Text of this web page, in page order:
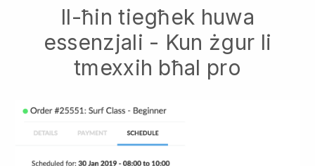
Il-ħin tiegħek huwa
essenzjali - Kun żgur li
tmexxih bħal pro